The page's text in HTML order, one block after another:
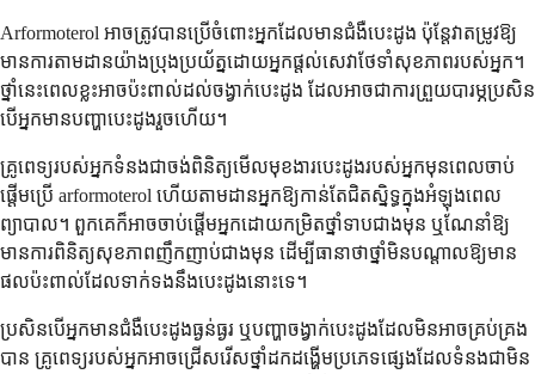
Arformoterol អាច​ត្រូវ​បាន​ប្រើ​ចំពោះ​អ្នក​ដែល​មាន​ជំងឺ​បេះដូង ប៉ុន្តែ​វា​តម្រូវ​ឱ្យ​
មាន​ការ​តាមដាន​យ៉ាង​ប្រុងប្រយ័ត្ន​ដោយ​អ្នក​ផ្តល់​សេវា​ថែទាំ​សុខភាព​របស់​អ្នក។
ថ្នាំ​នេះ​ពេល​ខ្លះ​អាច​ប៉ះពាល់​ដល់​ចង្វាក់​បេះដូង ដែល​អាច​ជា​ការ​ព្រួយ​បារម្ភ​ប្រសិន​
បើ​អ្នក​មាន​បញ្ហា​បេះដូង​រួច​ហើយ។
គ្រូពេទ្យ​របស់​អ្នក​ទំនង​ជា​ចង់​ពិនិត្យ​មើល​មុខងារ​បេះដូង​របស់​អ្នក​មុន​ពេល​ចាប់
ផ្តើម​ប្រើ arformoterol ហើយ​តាមដាន​អ្នក​ឱ្យ​កាន់តែ​ជិតស្និទ្ធ​ក្នុង​អំឡុង​ពេល​
ព្យាបាល។ ពួកគេ​ក៏​អាច​ចាប់ផ្តើម​អ្នក​ដោយ​កម្រិត​ថ្នាំ​ទាប​ជាង​មុន ឬ​ណែនាំ​ឱ្យ​
មាន​ការ​ពិនិត្យ​សុខភាព​ញឹកញាប់​ជាង​មុន ដើម្បី​ធានា​ថា​ថ្នាំ​មិន​បណ្តាល​ឱ្យ​មាន​
ផល​ប៉ះពាល់​ដែល​ទាក់ទង​នឹង​បេះដូង​នោះ​ទេ។
ប្រសិនបើ​អ្នក​មាន​ជំងឺ​បេះដូង​ធ្ងន់ធ្ងរ ឬ​បញ្ហា​ចង្វាក់​បេះដូង​ដែល​មិន​អាច​គ្រប់គ្រង​
បាន គ្រូពេទ្យ​របស់​អ្នក​អាច​ជ្រើសរើស​ថ្នាំ​ដកដង្ហើម​ប្រភេទ​ផ្សេង​ដែល​ទំនង​ជា​មិន​